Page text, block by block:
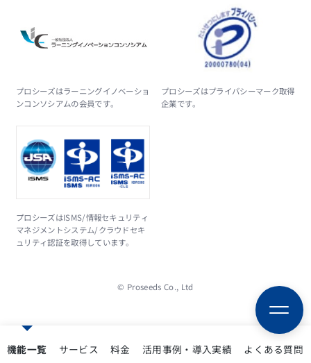
機能一覧 サービス 料金 活用事例・導入実績 よくある質問
プロシーズはラーニングイノベーショ
ンコンソシアムの会員です。
プロシーズはプライバシーマーク取得
企業です。
プロシーズはISMS/情報セキュリティ
マネジメントシステム/クラウドセキ
ュリティ認証を取得しています。
© Proseeds Co., Ltd